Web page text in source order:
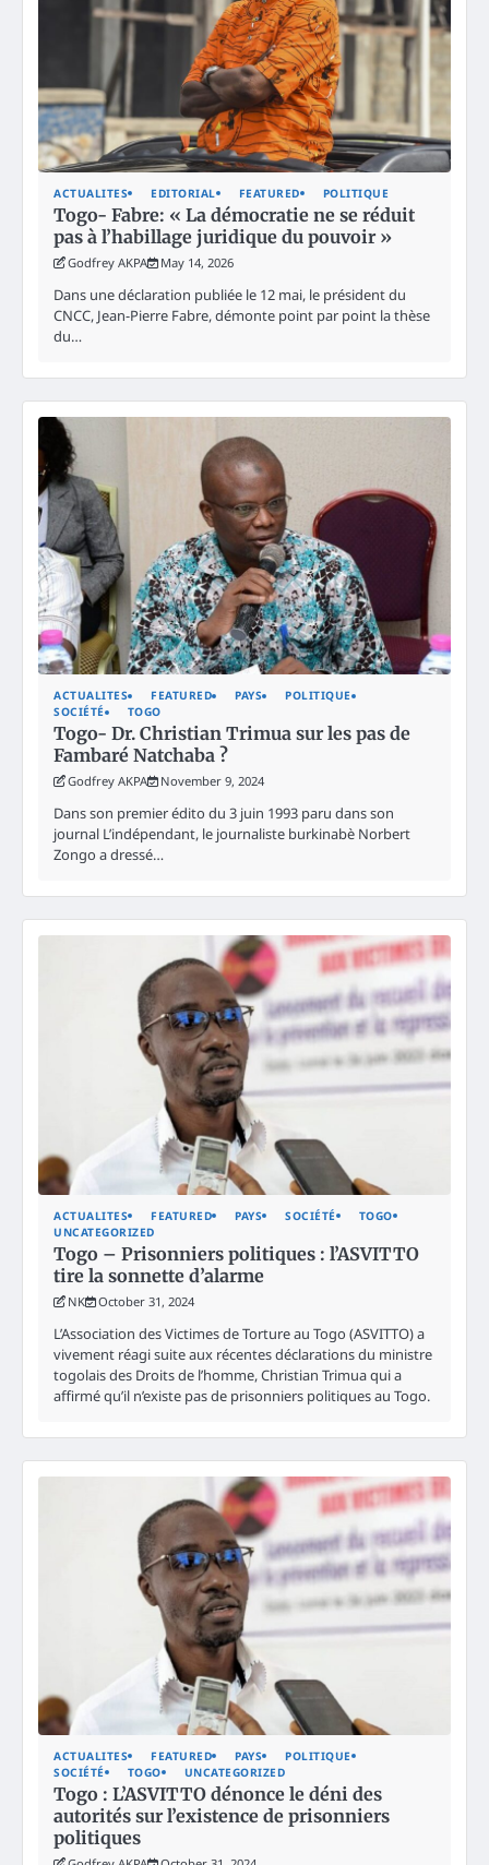
ACTUALITES EDITORIAL FEATURED POLITIQUE
Togo- Fabre: « La démocratie ne se réduit
pas à l’habillage juridique du pouvoir »
Godfrey AKPA May 14, 2026
Dans une déclaration publiée le 12 mai, le président du
CNCC, Jean-Pierre Fabre, démonte point par point la thèse
du…
ACTUALITES FEATURED PAYS
POLITIQUE
SOCIÉTÉ
TOGO
Togo- Dr. Christian Trimua sur les pas de
Fambaré Natchaba ?
Godfrey AKPA November 9, 2024
Dans son premier édito du 3 juin 1993 paru dans son
journal L’indépendant, le journaliste burkinabè Norbert
Zongo a dressé…
ACTUALITES FEATURED PAYS SOCIÉTÉ
TOGO
UNCATEGORIZED
Togo – Prisonniers politiques : l’ASVITTO
tire la sonnette d’alarme
NK October 31, 2024
L’Association des Victimes de Torture au Togo (ASVITTO) a
vivement réagi suite aux récentes déclarations du ministre
togolais des Droits de l’homme, Christian Trimua qui a
affirmé qu’il n’existe pas de prisonniers politiques au Togo.
ACTUALITES FEATURED PAYS
POLITIQUE
SOCIÉTÉ
TOGO UNCATEGORIZED
Togo : L’ASVITTO dénonce le déni des
autorités sur l’existence de prisonniers
politiques